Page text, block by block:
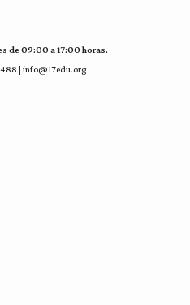
de 09:00 a 17:00 horas.
| info@17edu.org